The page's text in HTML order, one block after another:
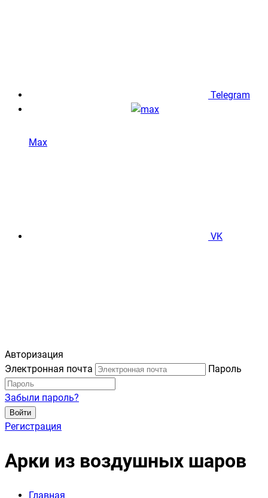
Telegram
Max
VK
Авторизация
Электронная почта
Пароль
Забыли пароль?
Войти
Регистрация
Арки из воздушных шаров
Главная